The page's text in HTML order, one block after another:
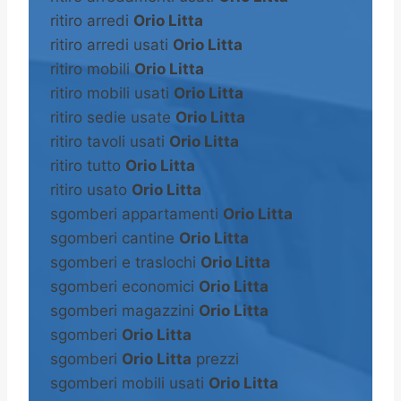
ritiro arredi Orio Litta
ritiro arredi usati Orio Litta
ritiro mobili Orio Litta
ritiro mobili usati Orio Litta
ritiro sedie usate Orio Litta
ritiro tavoli usati Orio Litta
ritiro tutto Orio Litta
ritiro usato Orio Litta
sgomberi appartamenti Orio Litta
sgomberi cantine Orio Litta
sgomberi e traslochi Orio Litta
sgomberi economici Orio Litta
sgomberi magazzini Orio Litta
sgomberi Orio Litta
sgomberi Orio Litta prezzi
sgomberi mobili usati Orio Litta